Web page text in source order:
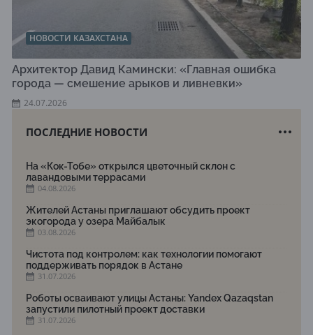
НОВОСТИ КАЗАХСТАНА
Архитектор Давид Камински: «Главная ошибка
города — смешение арыков и ливневки»
24.07.2026
ПОСЛЕДНИЕ НОВОСТИ
На «Кок-Тобе» открылся цветочный склон с
лавандовыми террасами
04.08.2026
Жителей Астаны приглашают обсудить проект
экогорода у озера Майбалык
03.08.2026
Чистота под контролем: как технологии помогают
поддерживать порядок в Астане
31.07.2026
Роботы осваивают улицы Астаны: Yandex Qazaqstan
запустили пилотный проект доставки
31.07.2026